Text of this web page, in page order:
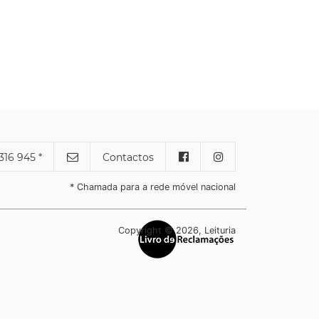
945 * Contactos
* Chamada para a rede móvel nacional
Copyright © 2026, Leituria